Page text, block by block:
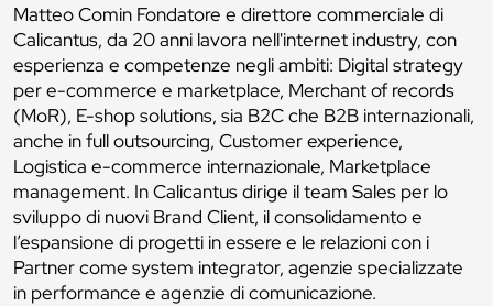
Matteo Comin Fondatore e direttore commerciale di
Calicantus, da 20 anni lavora nell'internet industry, con
esperienza e competenze negli ambiti: Digital strategy
per e-commerce e marketplace, Merchant of records
(MoR), E-shop solutions, sia B2C che B2B internazionali,
anche in full outsourcing, Customer experience,
Logistica e-commerce internazionale, Marketplace
management. In Calicantus dirige il team Sales per lo
sviluppo di nuovi Brand Client, il consolidamento e
l’espansione di progetti in essere e le relazioni con i
Partner come system integrator, agenzie specializzate
in performance e agenzie di comunicazione.